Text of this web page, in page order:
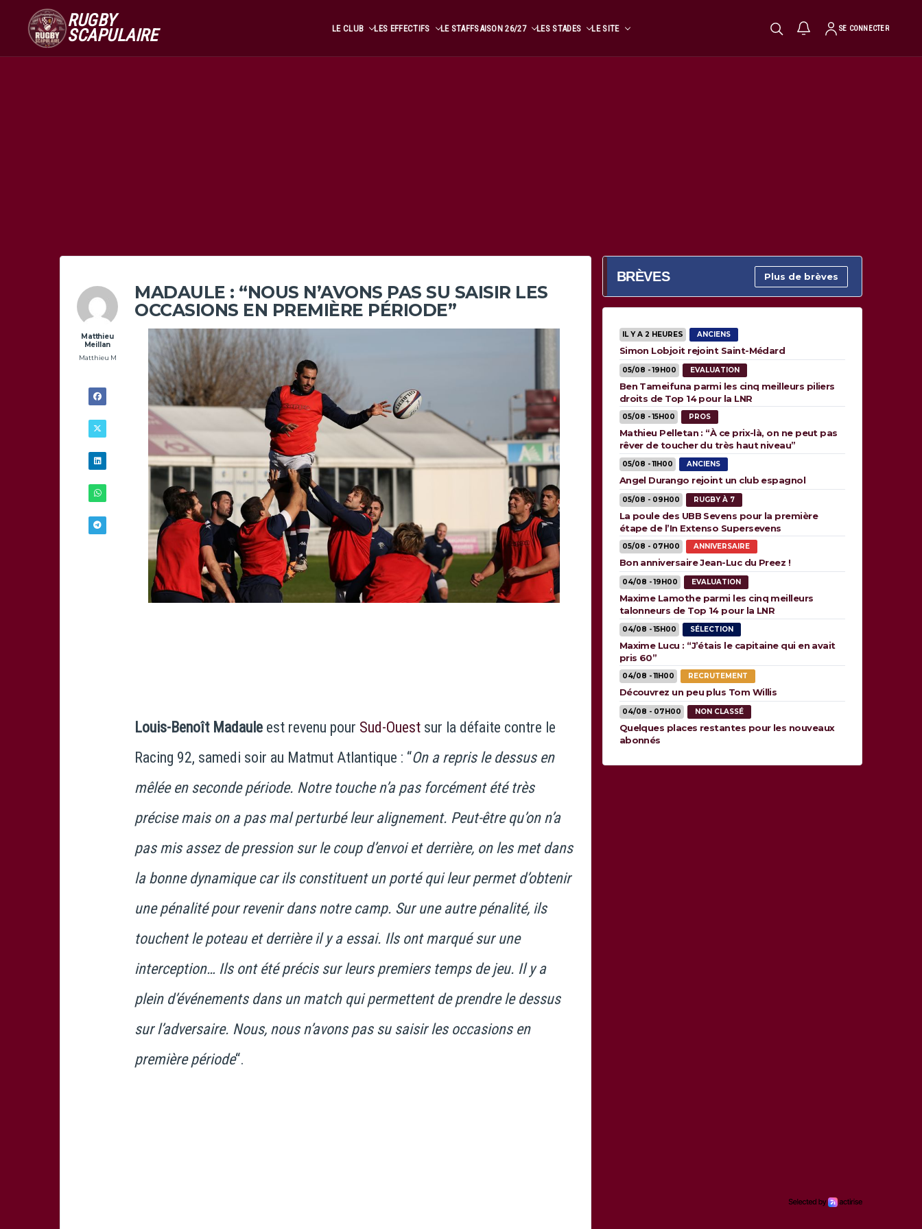
RUGBY
SCAPULAIRE LE CLUB LES EFFECTIFS LE STAFFSAISON 26/27 LES STADES LE SITE SE CONNECTER
Matthieu
Meillan
Matthieu M
MADAULE : “NOUS N’AVONS PAS SU SAISIR LES
OCCASIONS EN PREMIÈRE PÉRIODE”
Louis-Benoît Madaule est revenu pour Sud-Ouest sur la défaite contre le
Racing 92, samedi soir au Matmut Atlantique : “On a repris le dessus en
mêlée en seconde période. Notre touche n’a pas forcément été très
précise mais on a pas mal perturbé leur alignement. Peut-être qu’on n’a
pas mis assez de pression sur le coup d’envoi et derrière, on les met dans
la bonne dynamique car ils constituent un porté qui leur permet d’obtenir
une pénalité pour revenir dans notre camp. Sur une autre pénalité, ils
touchent le poteau et derrière il y a essai. Ils ont marqué sur une
interception… Ils ont été précis sur leurs premiers temps de jeu. Il y a
plein d’événements dans un match qui permettent de prendre le dessus
sur l’adversaire. Nous, nous n’avons pas su saisir les occasions en
première période“.
BRÈVES Plus de brèves
IL Y A 2 HEURES ANCIENS
Simon Lobjoit rejoint Saint-Médard
05/08 - 19H00 EVALUATION
Ben Tameifuna parmi les cinq meilleurs piliers
droits de Top 14 pour la LNR
05/08 - 15H00 PROS
Mathieu Pelletan : “À ce prix-là, on ne peut pas
rêver de toucher du très haut niveau”
05/08 - 11H00 ANCIENS
Angel Durango rejoint un club espagnol
05/08 - 09H00 RUGBY À 7
La poule des UBB Sevens pour la première
étape de l’In Extenso Supersevens
05/08 - 07H00 ANNIVERSAIRE
Bon anniversaire Jean-Luc du Preez !
04/08 - 19H00 EVALUATION
Maxime Lamothe parmi les cinq meilleurs
talonneurs de Top 14 pour la LNR
04/08 - 15H00 SÉLECTION
Maxime Lucu : “J’étais le capitaine qui en avait
pris 60”
04/08 - 11H00 RECRUTEMENT
Découvrez un peu plus Tom Willis
04/08 - 07H00 NON CLASSÉ
Quelques places restantes pour les nouveaux
abonnés